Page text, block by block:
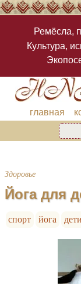
Ремёсла,
Культура,
главная
Здоровье
Йога для
спорт йога дети